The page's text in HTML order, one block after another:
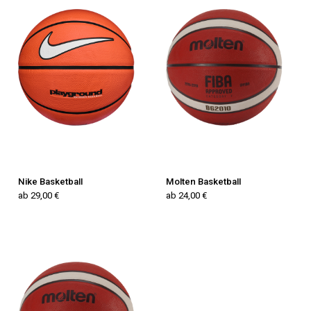
Nike Basketball
ab 29,00 €
Molten Basketball
ab 24,00 €